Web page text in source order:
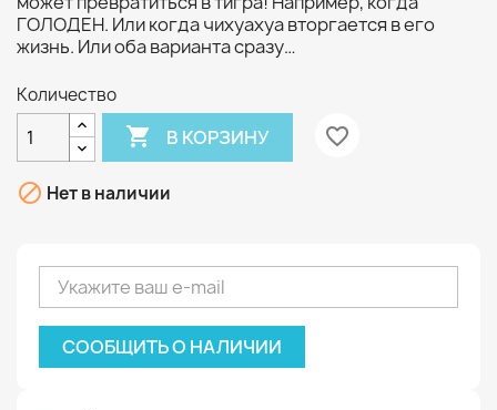
ГОЛОДЕН. Или когда чихуахуа вторгается в его
жизнь. Или оба варианта сразу…
Количество
 В КОРЗИНУ favorite_border
 Нет в наличии
СООБЩИТЬ О НАЛИЧИИ